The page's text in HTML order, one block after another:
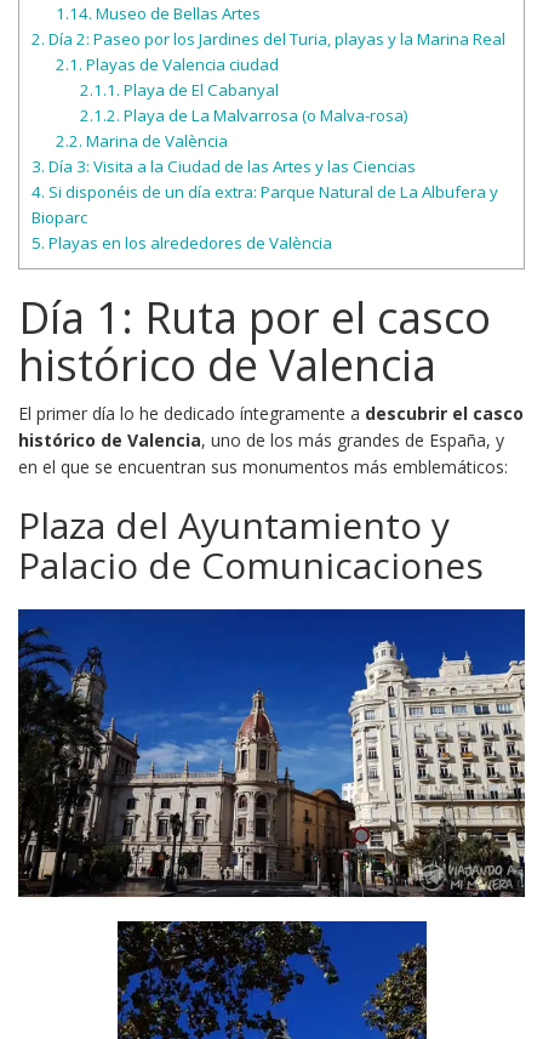
1.14. Museo de Bellas Artes
2. Día 2: Paseo por los Jardines del Turia, playas y la Marina Real
2.1. Playas de Valencia ciudad
2.1.1. Playa de El Cabanyal
2.1.2. Playa de La Malvarrosa (o Malva-rosa)
2.2. Marina de València
3. Día 3: Visita a la Ciudad de las Artes y las Ciencias
4. Si disponéis de un día extra: Parque Natural de La Albufera y
Bioparc
5. Playas en los alrededores de València
Día 1: Ruta por el casco
histórico de Valencia
El primer día lo he dedicado íntegramente a descubrir el casco
histórico de Valencia, uno de los más grandes de España, y
en el que se encuentran sus monumentos más emblemáticos:
Plaza del Ayuntamiento y
Palacio de Comunicaciones